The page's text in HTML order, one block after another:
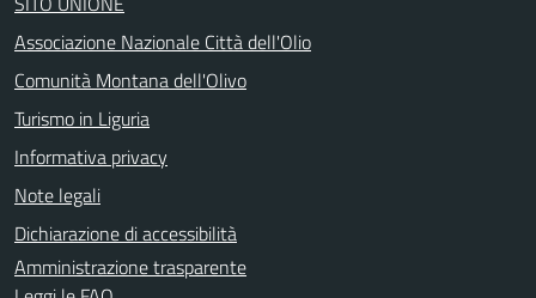
Associazione Nazionale Città dell'Olio
Comunità Montana dell'Olivo
Turismo in Liguria
Informativa privacy
Note legali
Dichiarazione di accessibilità
Amministrazione trasparente